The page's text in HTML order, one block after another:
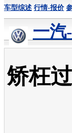
车型综述 行情-报价
一汽
矫枉